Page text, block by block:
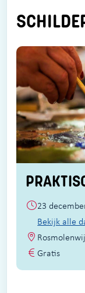
23
Bekijk alle
Gratis